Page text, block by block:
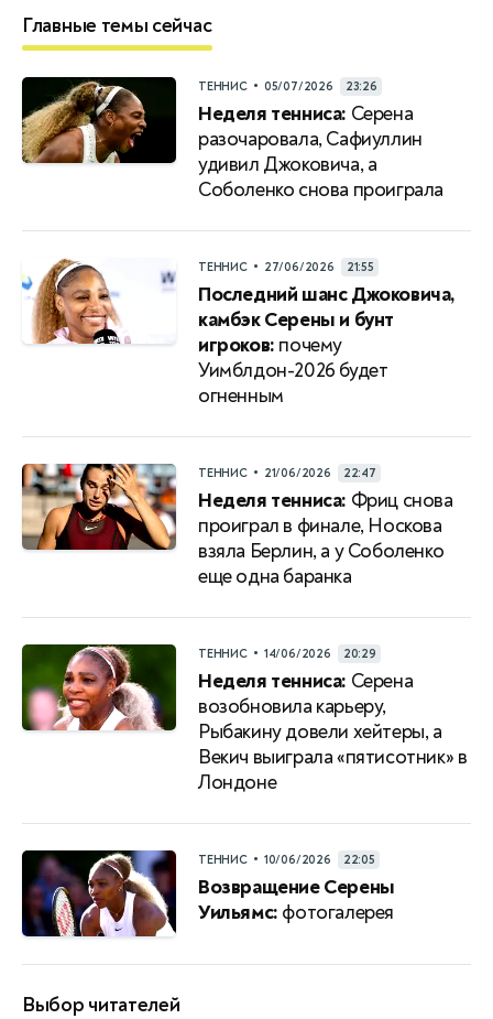
Главные темы сейчас
ТЕННИС • 05/07/2026 23:26
Неделя тенниса: Серена
разочаровала, Сафиуллин
удивил Джоковича, а
Соболенко снова проиграла
ТЕННИС • 27/06/2026 21:55
Последний шанс Джоковича,
камбэк Серены и бунт
игроков: почему
Уимблдон-2026 будет
огненным
ТЕННИС • 21/06/2026 22:47
Неделя тенниса: Фриц снова
проиграл в финале, Носкова
взяла Берлин, а у Соболенко
еще одна баранка
ТЕННИС • 14/06/2026 20:29
Неделя тенниса: Серена
возобновила карьеру,
Рыбакину довели хейтеры, а
Векич выиграла «пятисотник» в
Лондоне
ТЕННИС • 10/06/2026 22:05
Возвращение Серены
Уильямс: фотогалерея
Выбор читателей